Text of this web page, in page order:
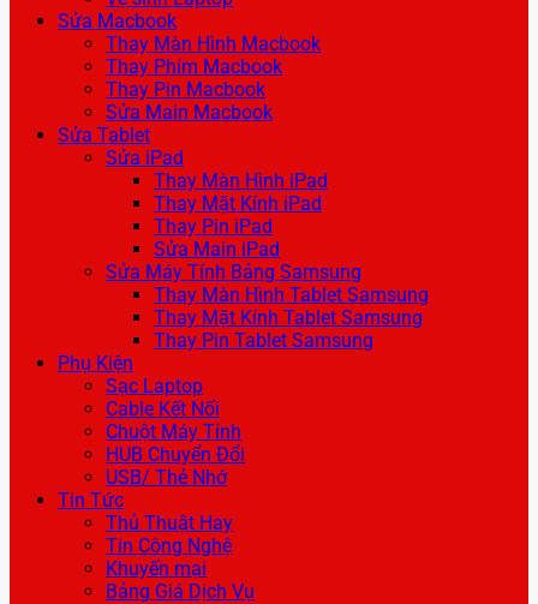
Sửa Macbook
Thay Màn Hình Macbook
Thay Phím Macbook
Thay Pin Macbook
Sửa Main Macbook
Sửa Tablet
Sửa iPad
Thay Màn Hình iPad
Thay Mặt Kính iPad
Thay Pin iPad
Sửa Main iPad
Sửa Máy Tính Bảng Samsung
Thay Màn Hình Tablet Samsung
Thay Mặt Kính Tablet Samsung
Thay Pin Tablet Samsung
Phụ Kiện
Sạc Laptop
Cable Kết Nối
Chuột Máy Tính
HUB Chuyển Đổi
USB/ Thẻ Nhớ
Tin Tức
Thủ Thuật Hay
Tin Công Nghệ
Khuyến mại
Bảng Giá Dịch Vụ